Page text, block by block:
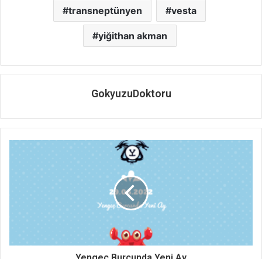
transneptünyen vesta
yiğithan akman
GokyuzuDoktoru